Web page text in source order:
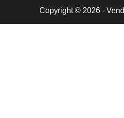
Copyright © 2026 -